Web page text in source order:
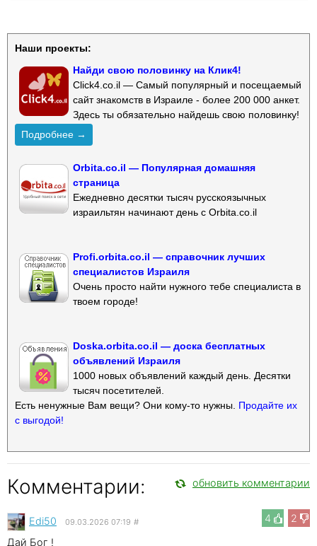
Наши проекты:
Найди свою половинку на Клик4!
Click4.co.il — Самый популярный и посещаемый
сайт знакомств в Израиле - более 200 000 анкет.
Здесь ты обязательно найдешь свою половинку!
Подробнее →
Orbita.co.il — Популярная домашняя
страница
Ежедневно десятки тысяч русскоязычных
израильтян начинают день с Orbita.co.il
Profi.orbita.co.il — справочник лучших
специалистов Израиля
Очень просто найти нужного тебе специалиста в
твоем городе!
Doska.orbita.co.il — доска бесплатных
объявлений Израиля
1000 новых объявлений каждый день. Десятки
тысяч посетителей.
Есть ненужные Вам вещи? Они кому-то нужны. Продайте их
с выгодой!
Комментарии: обновить комментарии
4 2
Edi50 09.03.2026 07:19 #
Дай Бог !